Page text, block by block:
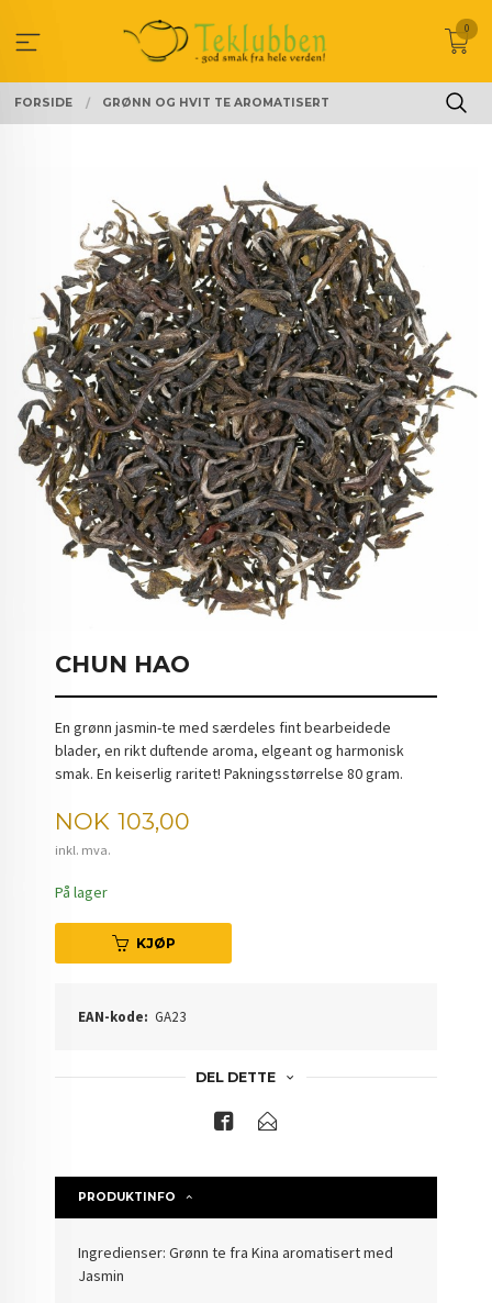
innholdet
0
FORSIDE GRØNN OG HVIT TE AROMATISERT
CHUN HAO
En grønn jasmin-te med særdeles fint bearbeidede
blader, en rikt duftende aroma, elgeant og harmonisk
smak. En keiserlig raritet! Pakningsstørrelse 80 gram.
Pris
NOK 103,00
inkl. mva.
På lager
KJØP
EAN-kode: GA23
DEL DETTE
PRODUKTINFO
Ingredienser: Grønn te fra Kina aromatisert med
Jasmin